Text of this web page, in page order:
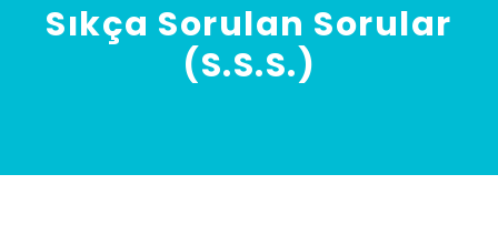
Sıkça Sorulan Sorular
(S.S.S.)